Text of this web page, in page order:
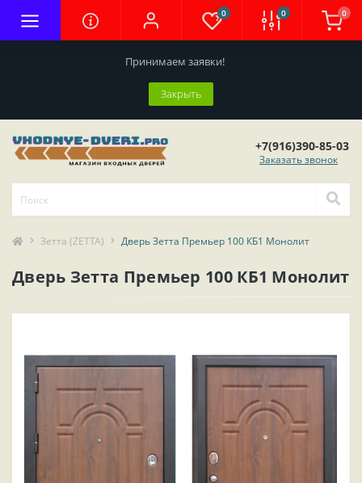
Принимаем заявки!
Закрыть
0 0 0
+7(916)390-85-03
Заказать звонок
Зетта (ZETTA) Дверь Зетта Премьер 100 КБ1 Монолит
Дверь Зетта Премьер 100 КБ1 Монолит